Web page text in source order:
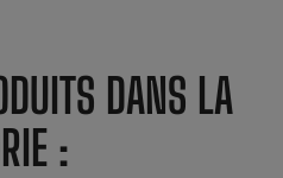
DANS LA
: